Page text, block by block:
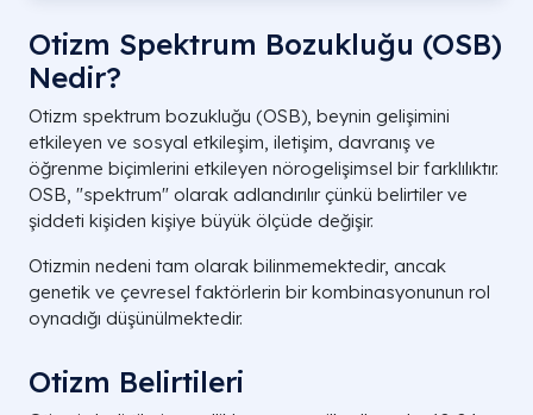
Otizm Spektrum Bozukluğu (OSB)
Nedir?
Otizm spektrum bozukluğu (OSB), beynin gelişimini
etkileyen ve sosyal etkileşim, iletişim, davranış ve
öğrenme biçimlerini etkileyen nörogelişimsel bir farklılıktır.
OSB, "spektrum" olarak adlandırılır çünkü belirtiler ve
şiddeti kişiden kişiye büyük ölçüde değişir.
Otizmin nedeni tam olarak bilinmemektedir, ancak
genetik ve çevresel faktörlerin bir kombinasyonunun rol
oynadığı düşünülmektedir.
Otizm Belirtileri